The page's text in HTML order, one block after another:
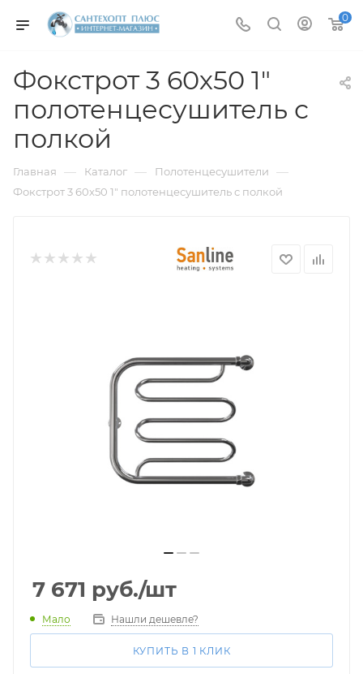
0
Фокстрот 3 60х50 1"
полотенцесушитель с
полкой
Главная — Каталог — Полотенцесушители —
Фокстрот 3 60х50 1" полотенцесушитель с полкой
7 671 руб./шт
Мало Нашли дешевле?
КУПИТЬ В 1 КЛИК